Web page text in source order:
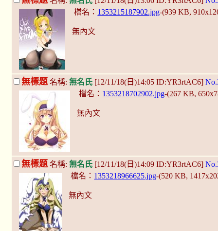
檔名： 1353215187902.jpg-(939 KB,
無內文
無標題 名稱: 無名氏 [12/11/18(日)14:05 ID:YR3rtAC6]
檔名： 1353218702902.jpg-(267 KB,
無內文
無標題 名稱: 無名氏 [12/11/18(日)14:09 ID:YR3rtAC6]
檔名： 1353218966625.jpg-(520 KB,
無內文